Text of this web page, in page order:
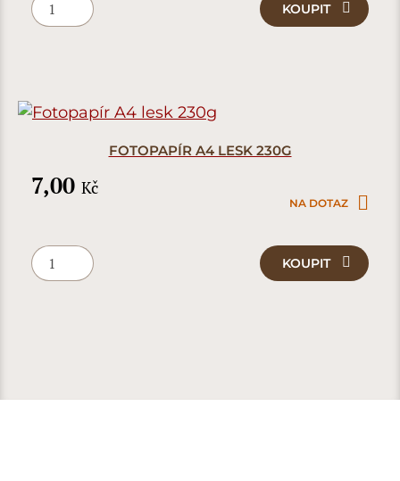
KOUPIT
FOTOPAPÍR A4 LESK 230G
7,00 Kč
NA DOTAZ
KOUPIT